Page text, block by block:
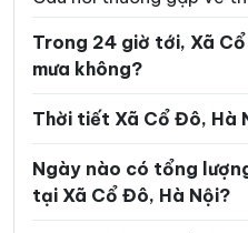
Phường Yên Hòa
Phường Yên Sở
Xã Ba Vì
Xã Bát Tràng
Xã Chương Dương
Trong 24 giờ tới, Xã
mưa không?
Thời tiết Xã Cổ Đô, Hà
Ngày nào có tổng
tại Xã Cổ Đô, Hà Nội?